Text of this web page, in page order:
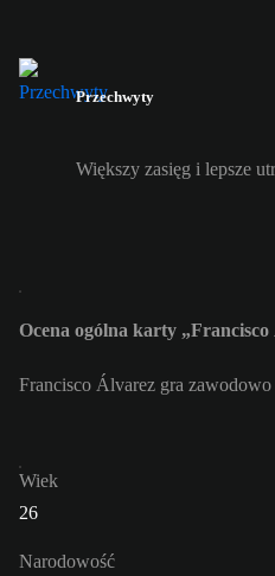
Przechwyty
Większy zasięg i lepsze
Ocena ogólna karty
Francisco Álvarez gra
Wiek
26
Narodowość